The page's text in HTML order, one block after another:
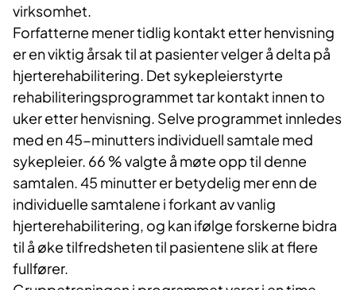
virksomhet.
Forfatterne mener tidlig kontakt etter henvisning
er en viktig årsak til at pasienter velger å delta på
hjerterehabilitering. Det sykepleierstyrte
rehabiliteringsprogrammet tar kontakt innen to
uker etter henvisning. Selve programmet innledes
med en 45-minutters individuell samtale med
sykepleier. 66 % valgte å møte opp til denne
samtalen. 45 minutter er betydelig mer enn de
individuelle samtalene i forkant av vanlig
hjerterehabilitering, og kan ifølge forskerne bidra
til å øke tilfredsheten til pasientene slik at flere
fullfører.